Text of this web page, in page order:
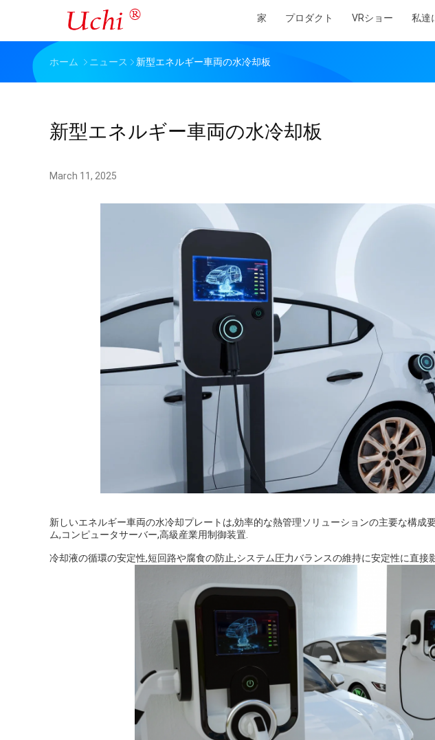
家 プロダクト VRショー 私達
ホーム ニュース 新型エネルギー車両の水冷却板
新型エネルギー車両の水冷却板
March 11, 2025
新しいエネルギー車両の水冷却プレートは,効率的な熱管理ソリューションの主要な構成
ム,コンピュータサーバー,高級産業用制御装置.
冷却液の循環の安定性,短回路や腐食の防止,システム圧力バランスの維持に安定性に直接